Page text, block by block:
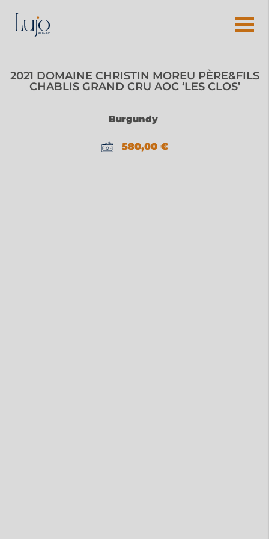
2021 DOMAINE CHRISTIN MOREU PÈRE&FILS
CHABLIS GRAND CRU AOC ‘LES CLOS’
Burgundy
580,00 €